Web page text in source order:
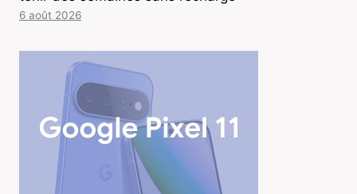
6 août 2026